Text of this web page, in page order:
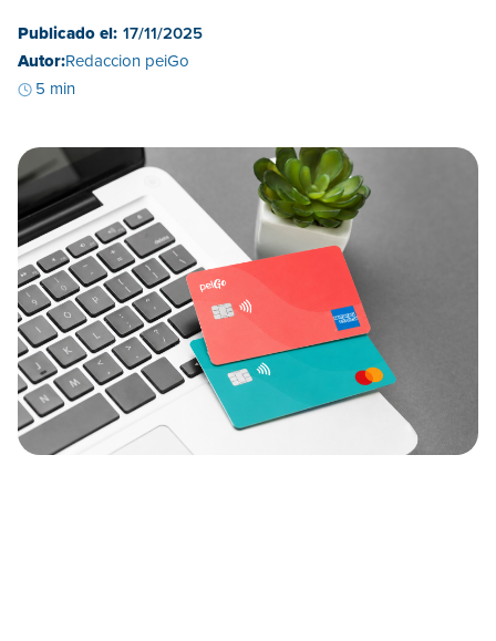
Publicado el: 17/11/2025
Autor:Redaccion peiGo
5 min